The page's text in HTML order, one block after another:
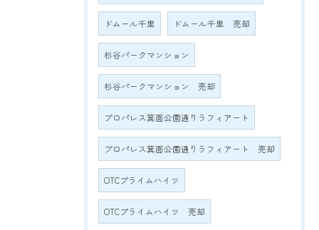
ドムール千里 ドムール千里 売却
杉谷パークマンション
杉谷パークマンション 売却
プロパレス箕面公園通りラフィアート
プロパレス箕面公園通りラフィアート 売却
OTCプライムハイツ
OTCプライムハイツ 売却